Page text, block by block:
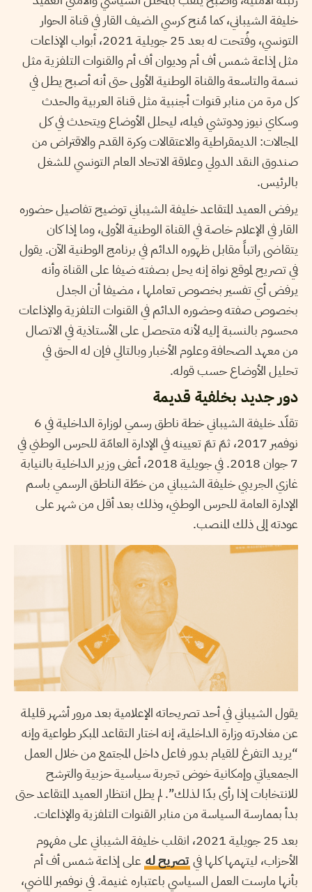
خليفة الشيباني، كما مُنح كرسي الضيف القار في قناة الحوار
التونسي، وفُتحت له بعد 25 جويلية 2021، أبواب الإذاعات
مثل إذاعة شمس أف أم وديوان أف أم والقنوات التلفزية مثل
نسمة والتاسعة والقناة الوطنية الأولى حتى أنه أصبح يطل في
كل مرة من منابر قنوات أجنبية مثل قناة العربية والحدث
وسكاي نيوز ودوتشي فيله، ليحلل الأوضاع ويتحدث في كل
المجالات: الديمقراطية والاعتقالات وكرة القدم والاقتراض من
صندوق النقد الدولي وعلاقة الاتحاد العام التونسي للشغل
بالرئيس.
يرفض العميد المتقاعد خليفة الشيباني توضيح تفاصيل حضوره
القار في الإعلام خاصة في القناة الوطنية الأولى، وما إذا كان
يتقاضى راتباً مقابل ظهوره الدائم في برنامج الوطنية الآن. يقول
في تصريح لموقع نواة إنه يحل بصفته ضيفا على القناة وأنه
يرفض أي تفسير بخصوص تعاملها ، مضيفا أن الجدل
بخصوص صفته وحضوره الدائم في القنوات التلفزية والإذاعات
محسوم بالنسبة إليه لأنه متحصل على الأستاذية في الاتصال
من معهد الصحافة وعلوم الأخبار وبالتالي فإن له الحق في
تحليل الأوضاع حسب قوله.
دور جديد بخلفية قديمة
تقلّد خليفة الشيباني خطة ناطق رسمي لوزارة الداخلية في 6
نوفمبر 2017، ثمّ تمّ تعيينه في الإدارة العامّة للحرس الوطني في
7 جوان 2018. في جويلية 2018، أعفى وزير الداخلية بالنيابة
غازي الجريبي خليفة الشيباني من خطّة الناطق الرسمي باسم
الإدارة العامة للحرس الوطني، وذلك بعد أقل من شهر على
عودته إلى ذلك المنصب.
يقول الشيباني في أحد تصريحاته الإعلامية بعد مرور أشهر قليلة
عن مغادرته وزارة الداخلية، إنه اختار التقاعد المبكر طواعية وإنه
“يريد التفرغ للقيام بدور فاعل داخل المجتمع من خلال العمل
الجمعياتي وإمكانية خوض تجربة سياسية حزبية والترشح
للانتخابات إذا رأى بدّا لذلك”. لم يطل انتظار العميد المتقاعد حتى
بدأ بممارسة السياسة من منابر القنوات التلفزية والإذاعات.
بعد 25 جويلية 2021، انقلب خليفة الشيباني على مفهوم
الأحزاب، ليتهمها كلها في تصريح له على إذاعة شمس أف أم
بأنها مارست العمل السياسي باعتباره غنيمة. في نوفمبر الماضي،